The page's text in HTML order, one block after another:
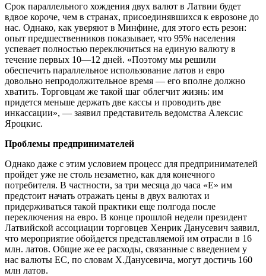
Срок параллельного хождения двух валют в Латвии будет
вдвое короче, чем в странах, присоединявшихся к еврозоне до
нас. Однако, как уверяют в Минфине, для этого есть резон:
опыт предшественников показывает, что 95% населения
успевает полностью переключиться на единую валюту в
течение первых 10—12 дней. «Поэтому мы решили
обеспечить параллельное использование латов и евро
довольно непродолжительное время — его вполне должно
хватить. Торговцам же такой шаг облегчит жизнь: им
придется меньше держать две кассы и проводить две
инкассации», — заявил представитель ведомства Алексис
Яроцкис.
Проблемы предпринимателей
Однако даже с этим условием процесс для предпринимателей
пройдет уже не столь незаметно, как для конечного
потребителя. В частности, за три месяца до часа «Е» им
предстоит начать отражать цены в двух валютах и
придерживаться такой практики еще полгода после
переключения на евро. В конце прошлой недели президент
Латвийской ассоциации торговцев Хенрик Данусевич заявил,
что мероприятие обойдется представляемой им отрасли в 16
млн. латов. Общие же ее расходы, связанные с введением у
нас валюты ЕС, по словам Х.Данусевича, могут достичь 160
млн латов.